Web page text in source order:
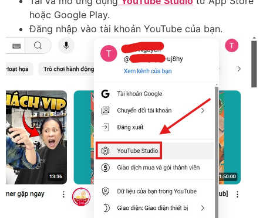
hoặc Google Play.
Đăng nhập vào tài khoản YouTube của bạn.